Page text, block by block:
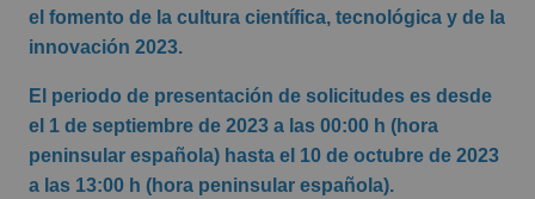
el fomento de la cultura científica, tecnológica y de la
innovación 2023.
El periodo de presentación de solicitudes es desde
el 1 de septiembre de 2023 a las 00:00 h (hora
peninsular española) hasta el 10 de octubre de 2023
a las 13:00 h (hora peninsular española).